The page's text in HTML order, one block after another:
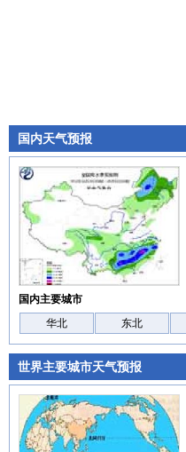
国内天气预报
国内主要城市
华北
东北
世界主要城市天气预报